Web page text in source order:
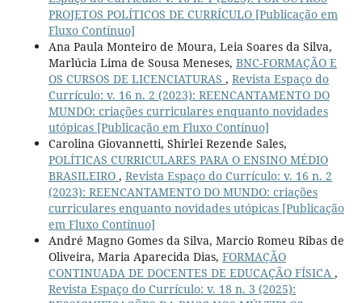
PROJETOS POLÍTICOS DE CURRÍCULO [Publicação em
Fluxo Contínuo]
Ana Paula Monteiro de Moura, Leia Soares da Silva,
Marlúcia Lima de Sousa Meneses, BNC-FORMAÇÃO E
OS CURSOS DE LICENCIATURAS , Revista Espaço do
Currículo: v. 16 n. 2 (2023): REENCANTAMENTO DO
MUNDO: criações curriculares enquanto novidades
utópicas [Publicação em Fluxo Contínuo]
Carolina Giovannetti, Shirlei Rezende Sales,
POLÍTICAS CURRICULARES PARA O ENSINO MÉDIO
BRASILEIRO , Revista Espaço do Currículo: v. 16 n. 2
(2023): REENCANTAMENTO DO MUNDO: criações
curriculares enquanto novidades utópicas [Publicação
em Fluxo Contínuo]
André Magno Gomes da Silva, Marcio Romeu Ribas de
Oliveira, Maria Aparecida Dias, FORMAÇÃO
CONTINUADA DE DOCENTES DE EDUCAÇÃO FÍSICA ,
Revista Espaço do Currículo: v. 18 n. 3 (2025):